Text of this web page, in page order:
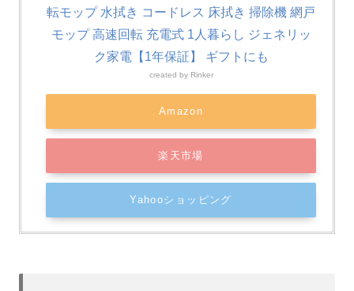
転モップ 水拭き コードレス 床拭き 掃除機 網戸
モップ 高速回転 充電式 1人暮らし ジェネリッ
ク家電【1年保証】 ギフトにも
created by Rinker
Amazon
楽天市場
Yahooショッピング